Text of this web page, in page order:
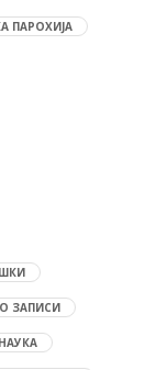
ПАРОХИЈА
ЗАПИСИ